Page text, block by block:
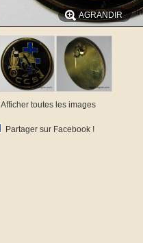
AGRANDIR
Afficher toutes les images
Partager sur Facebook !